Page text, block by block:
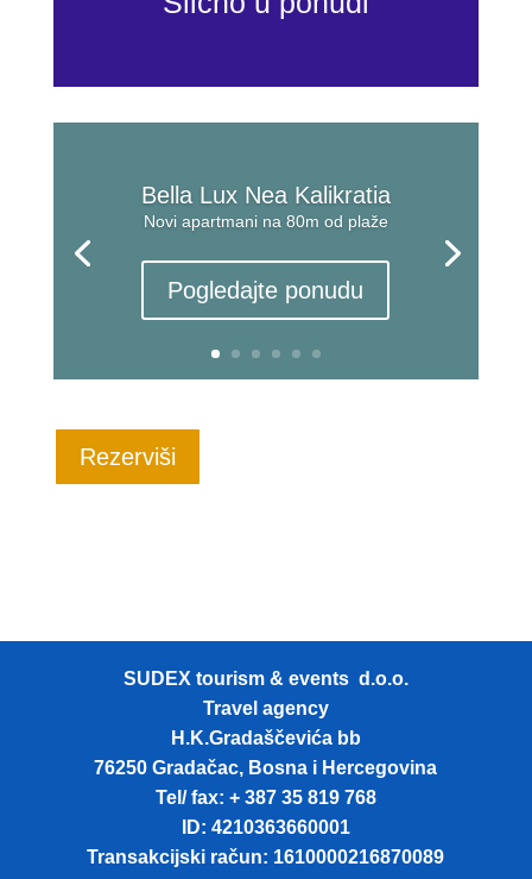
Bella Lux Nea Kalikratia
Novi apartmani na 80m od plaže
Pogledajte ponudu
Rezerviši
SUDEX tourism & events d.o.o.
Travel agency
H.K.Gradaščevića bb
76250 Gradačac, Bosna i Hercegovina
Tel/ fax: + 387 35 819 768
ID: 4210363660001
Transakcijski račun: 1610000216870089